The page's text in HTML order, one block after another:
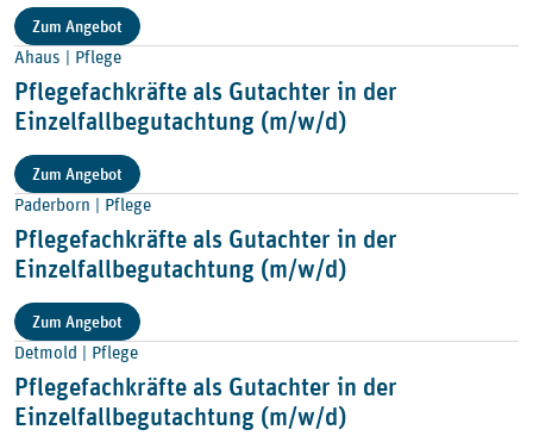
Zum Angebot
Ahaus | Pflege
Pflegefachkräfte als Gutachter in der
Einzelfallbegutachtung (m/w/d)
Zum Angebot
Paderborn | Pflege
Pflegefachkräfte als Gutachter in der
Einzelfallbegutachtung (m/w/d)
Zum Angebot
Detmold | Pflege
Pflegefachkräfte als Gutachter in der
Einzelfallbegutachtung (m/w/d)